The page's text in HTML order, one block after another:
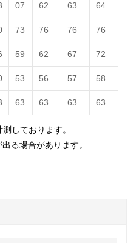
07 62 63 64
73 76 76 76
59 62 67 72
53 56 57 58
63 63 63 63
しております。
る場合があります。